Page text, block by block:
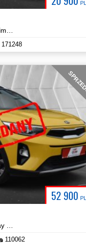
171248
52 900
110062